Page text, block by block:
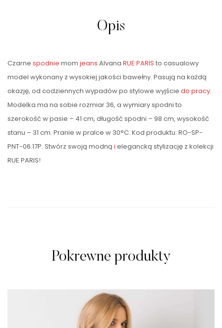
Opis
Czarne spodnie mom jeans Alvana RUE PARIS to casualowy
model wykonany z wysokiej jakości bawełny. Pasują na każdą
okazję, od codziennych wypadów po stylowe wyjście do pracy.
Modelka ma na sobie rozmiar 36, a wymiary spodni to
szerokość w pasie – 41 cm, długość spodni – 98 cm, wysokość
stanu – 31 cm. Pranie w pralce w 30°C. Kod produktu: RO-SP-
PNT-06.17P. Stwórz swoją modną i elegancką stylizację z kolekcji
RUE PARIS!
Pokrewne produkty